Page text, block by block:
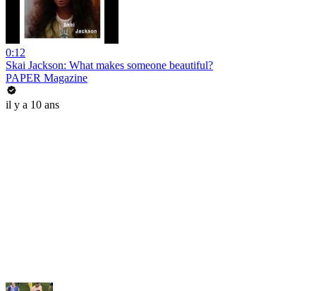
0:12
Skai Jackson: What makes someone beautiful?
PAPER Magazine
il y a 10 ans